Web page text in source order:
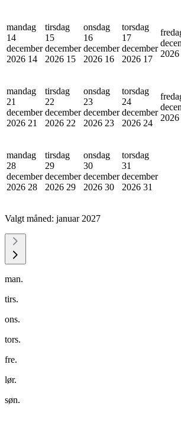
mandag
14
december
2026 14
tirsdag
15
december
2026 15
onsdag
16
december
2026 16
torsdag
17
december
2026 17
2026
mandag
21
december
2026 21
tirsdag
22
december
2026 22
onsdag
23
december
2026 23
torsdag
24
december
2026 24
2026
mandag
28
december
2026 28
tirsdag
29
december
2026 29
onsdag
30
december
2026 30
torsdag
31
december
2026 31
Valgt måned: januar 2027
man.
tirs.
ons.
tors.
fre.
lør.
søn.